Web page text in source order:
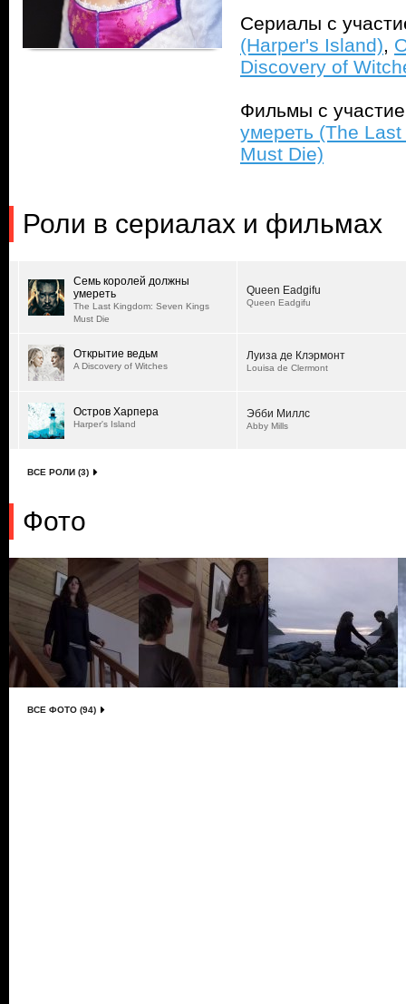
Сериалы с
(Harper's Island),
Discovery of
Фильмы с
умереть (The
Must Die)
Роли в сериалах и фильмах
Семь королей должны
умереть
The Last Kingdom: Seven Kings
Must Die
Queen Eadgifu
Queen Eadgifu
Открытие ведьм
A Discovery of Witches
Луиза де Клэрмонт
Louisa de Clermont
Остров Харпера
Harper's Island
Эбби Миллс
Abby Mills
ВСЕ РОЛИ (3)
Фото
ВСЕ ФОТО (94)